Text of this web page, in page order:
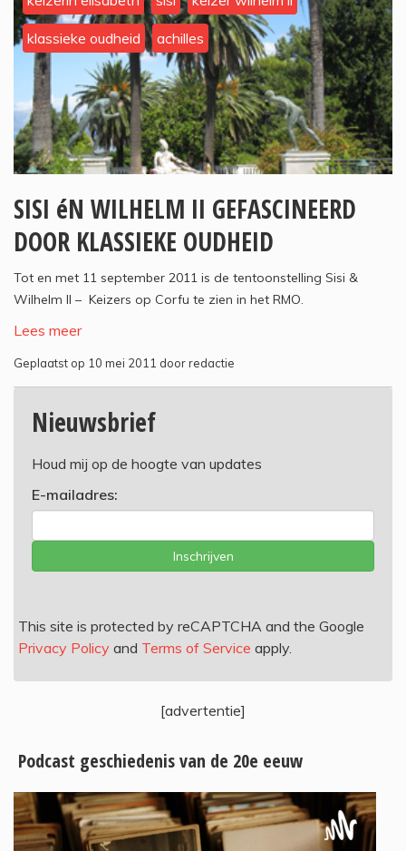
klassieke oudheid achilles
SISI éN WILHELM II GEFASCINEERD
DOOR KLASSIEKE OUDHEID
Tot en met 11 september 2011 is de tentoonstelling Sisi &
Wilhelm II – Keizers op Corfu te zien in het RMO.
Lees meer
Geplaatst op 10 mei 2011 door redactie
Nieuwsbrief
Houd mij op de hoogte van updates
E-mailadres:
Inschrijven
This site is protected by reCAPTCHA and the Google
Privacy Policy and Terms of Service apply.
[advertentie]
Podcast geschiedenis van de 20e eeuw